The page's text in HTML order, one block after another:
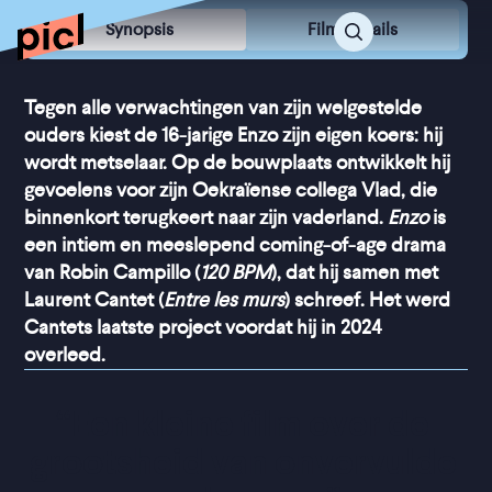
Synopsis Film Details
Tegen alle verwachtingen van zijn welgestelde
ouders kiest de 16-jarige Enzo zijn eigen koers: hij
wordt metselaar. Op de bouwplaats ontwikkelt hij
gevoelens voor zijn Oekraïense collega Vlad, die
binnenkort terugkeert naar zijn vaderland. Enzois
een intiem en meeslepend coming-of-age drama
van Robin Campillo (120 BPM), dat hij samen met
Laurent Cantet (Entre les murs) schreef. Het werd
Cantets laatste project voordat hij in 2024
overleed.